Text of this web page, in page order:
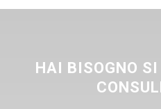
HAI BISOGNO